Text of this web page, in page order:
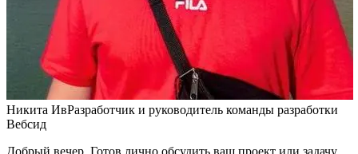
Никита ИвРазработчик и руководитель команды разработки
Вебсид
Добрый вечер. Готов лично обсудить ваш проект или задачу.